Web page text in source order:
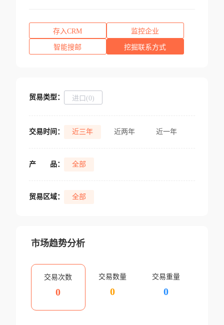
存入CRM 监控企业
智能搜邮 挖掘联系方式
贸易类型： 进口(0)
交易时间： 近三年 近两年 近一年
产 品： 全部
贸易区域： 全部
市场趋势分析
交易次数
0
交易数量
0
交易重量
0